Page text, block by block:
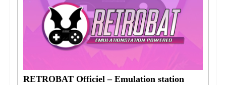
RETROBAT Officiel – Emulation station